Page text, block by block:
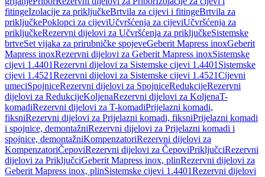
fitingeIzolacije za priključkeBrtvila za cijevi i fitingeBrtvila za
priključkePoklopci za cijeviUčvršćenja za cijeviUčvršćenja za
priključkeRezervni dijelovi za Učvršćenja za priključkeSistemske
brtveSet vijaka za prirubničke spojeveGeberit Mapress inoxGeberit
Mapress inoxRezervni dijelovi za Geberit Mapress inoxSistemske
cijevi 1.4401Rezervni dijelovi za Sistemske cijevi 1.4401 Sistemske
cijevi 1.4521Rezervni dijelovi za Sistemske cijevi 1.4521Cijevni
umeciSpojniceRezervni dijelovi za SpojniceRedukcijeRezervni
dijelovi za RedukcijeKoljenaRezervni dijelovi za KoljenaT-
komadiRezervni dijelovi za T-komadiPrijelazni komadi,
fiksniRezervni dijelovi za Prijelazni komadi, fiksniPrijelazni komadi
i spojnice, demontažniRezervni dijelovi za Prijelazni komadi i
spojnice, demontažniKompenzatoriRezervni dijelovi za
KompenzatoriČepoviRezervni dijelovi za ČepoviPriključciRezervni
dijelovi za PriključciGeberit Mapress inox, plinRezervni dijelovi za
Geberit Mapress inox, plinSistemske cijevi 1.4401Rezervni dijelovi